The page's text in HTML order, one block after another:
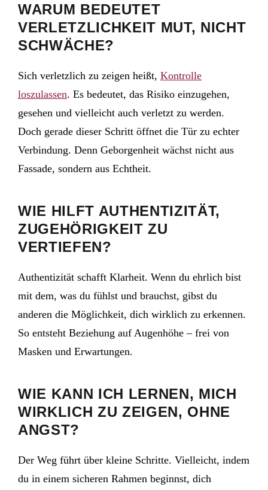
WARUM BEDEUTET
VERLETZLICHKEIT MUT, NICHT
SCHWÄCHE?
Sich verletzlich zu zeigen heißt, Kontrolle
loszulassen. Es bedeutet, das Risiko einzugehen,
gesehen und vielleicht auch verletzt zu werden.
Doch gerade dieser Schritt öffnet die Tür zu echter
Verbindung. Denn Geborgenheit wächst nicht aus
Fassade, sondern aus Echtheit.
WIE HILFT AUTHENTIZITÄT,
ZUGEHÖRIGKEIT ZU
VERTIEFEN?
Authentizität schafft Klarheit. Wenn du ehrlich bist
mit dem, was du fühlst und brauchst, gibst du
anderen die Möglichkeit, dich wirklich zu erkennen.
So entsteht Beziehung auf Augenhöhe – frei von
Masken und Erwartungen.
WIE KANN ICH LERNEN, MICH
WIRKLICH ZU ZEIGEN, OHNE
ANGST?
Der Weg führt über kleine Schritte. Vielleicht, indem
du in einem sicheren Rahmen beginnst, dich